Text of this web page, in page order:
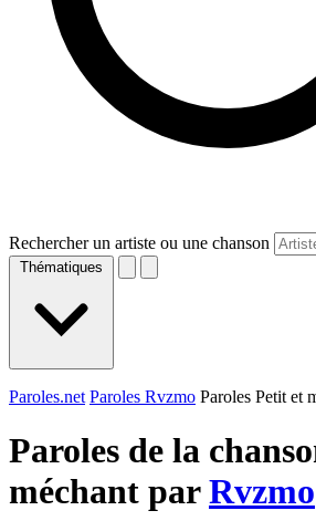
Rechercher un artiste ou une chanson
Thématiques
Paroles.net Paroles Rvzmo Paroles Petit et
Paroles de la
méchant parRvzmo